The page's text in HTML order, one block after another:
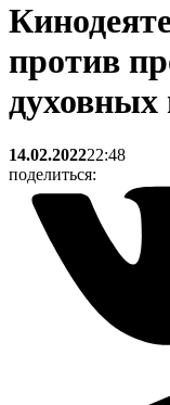
против
духовных
14.02.202222:48
поделиться: